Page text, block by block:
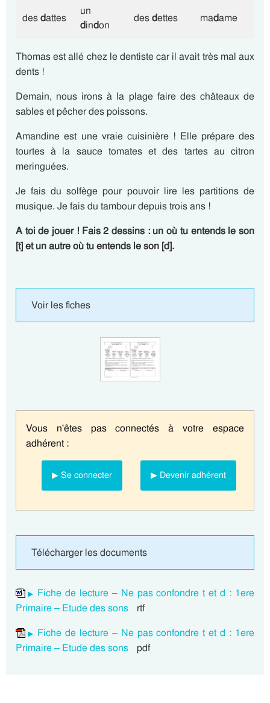
desdattes
un
dindon
desdettes madame
Thomas est allé chez le dentiste car il avait très mal aux
dents !
Demain, nous irons à la plage faire des châteaux de
sables et pêcher des poissons.
Amandine est une vraie cuisinière ! Elle prépare des
tourtes à la sauce tomates et des tartes au citron
meringuées.
Je fais du solfège pour pouvoir lire les partitions de
musique. Je fais du tambour depuis trois ans !
A toi de jouer ! Fais 2 dessins : un où tu entends le son
[t] et un autre où tu entends le son [d].
Voir les fiches
Vous n'êtes pas connectés à votre espace
adhérent :
▶ Se connecter ▶ Devenir adhérent
Télécharger les documents
Fiche de lecture – Ne pas confondre t et d : 1ere
Primaire – Etude des sons
rtf
Fiche de lecture – Ne pas confondre t et d : 1ere
Primaire – Etude des sons
pdf